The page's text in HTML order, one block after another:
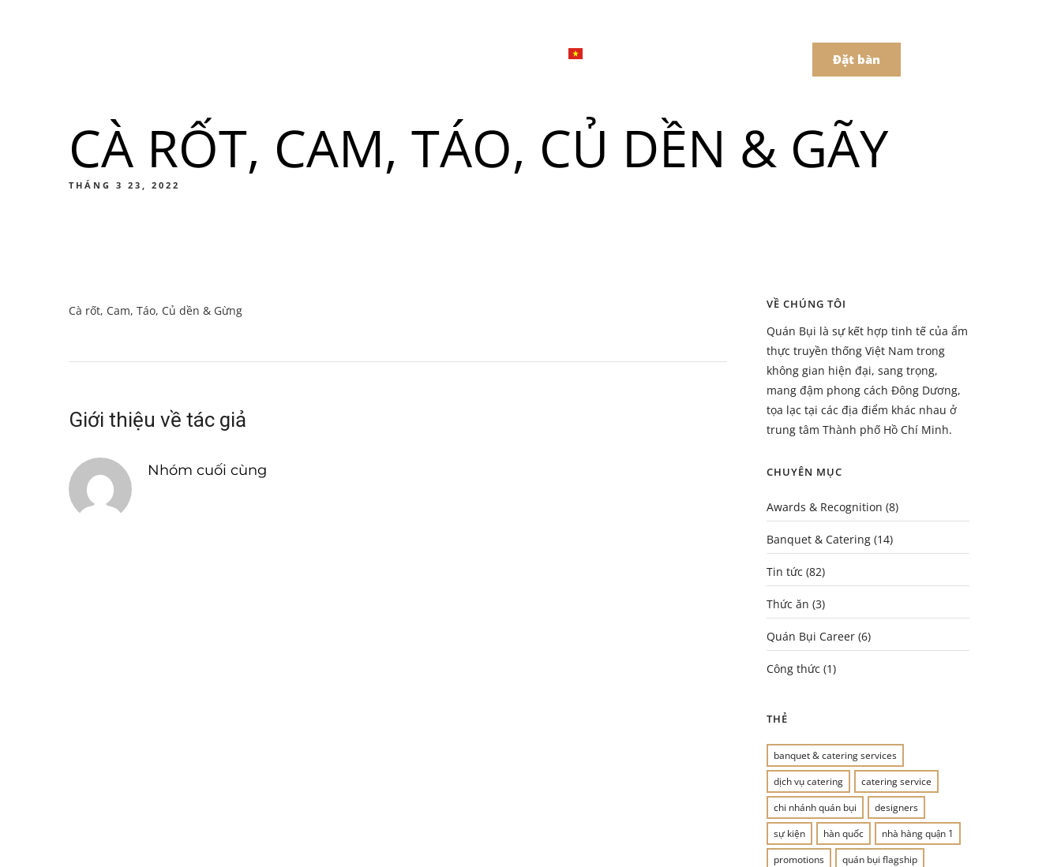
Menu
Đồ uống
한국어
Đặt bàn
Menu Menu
CÀ RỐT, CAM, TÁO, CỦ DỀN & GÃY
THÁNG 3 23, 2022
Cà rốt, Cam, Táo, Củ dền & Gừng
Giới thiệu về tác giả
Nhóm cuối cùng
VỀ CHÚNG TÔI
Quán Bụi là sự kết hợp tinh tế của ẩm
thực truyền thống Việt Nam trong
không gian hiện đại, sang trọng,
mang đậm phong cách Đông Dương,
tọa lạc tại các địa điểm khác nhau ở
trung tâm Thành phố Hồ Chí Minh.
CHUYÊN MỤC
Awards & Recognition (8)
Banquet & Catering (14)
Tin tức (82)
Thức ăn (3)
Quán Bụi Career (6)
Công thức (1)
THẺ
banquet & catering services
dịch vụ catering
catering service
chi nhánh quán bụi
designers
sự kiện
hàn quốc
nhà hàng quận 1
promotions
quán bụi flagship